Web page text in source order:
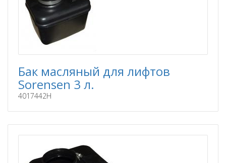
Бак масляный для лифтов
Sorensen 3 л.
4017442H